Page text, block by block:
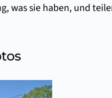
was sie haben, und